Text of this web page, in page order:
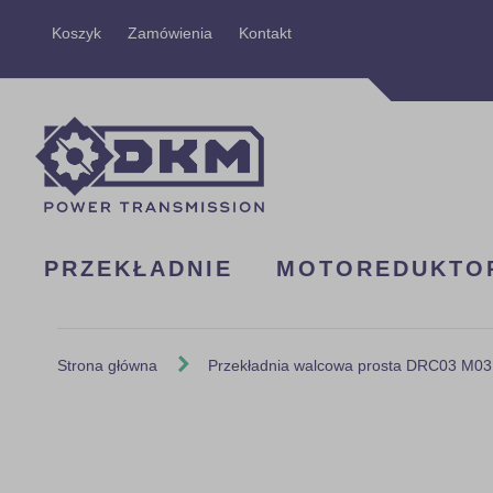
Koszyk Zamówienia KontaktPrzejdź
PRZEKŁADNIE
Strona główna Przekładnia walcowa prosta DRC03